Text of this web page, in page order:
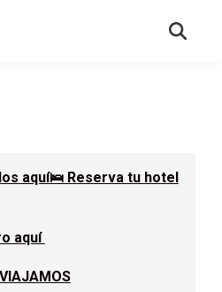
aquí🛌 Reserva tu hotel
aquí